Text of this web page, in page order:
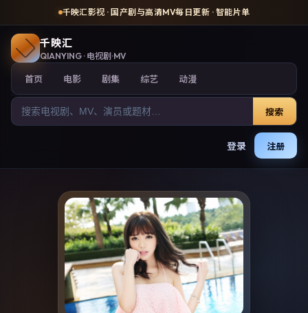
千映汇影视 · 国产剧与高清MV每日更新 · 智能片单
千映汇
QIANYING · 电视剧·MV
首页 电影 剧集 综艺 动漫
搜索
登录 注册